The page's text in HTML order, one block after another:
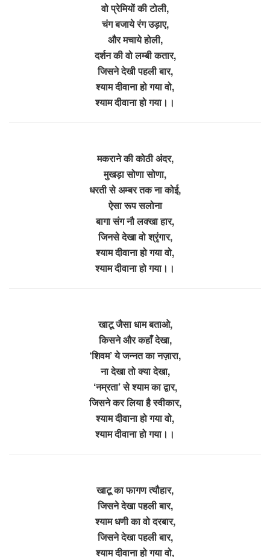
वो प्रेमियों की टोली,
चंग बजाये रंग उड़ाए,
और मचाये होली,
दर्शन की वो लम्बी कतार,
जिसने देखी पहली बार,
श्याम दीवाना हो गया वो,
श्याम दीवाना हो गया।।
मकराने की कोठी अंदर,
मुखड़ा सोणा सोणा,
धरती से अम्बर तक ना कोई,
ऐसा रूप सलोना
बागा संग नौ लक्खा हार,
जिनसे देखा वो श्रृंगार,
श्याम दीवाना हो गया वो,
श्याम दीवाना हो गया।।
खाटू जैसा धाम बताओ,
किसने और कहाँ देखा,
‘शिवम’ ये जन्नत का नज़ारा,
ना देखा तो क्या देखा,
‘नम्रता’ से श्याम का द्वार,
जिसने कर लिया है स्वीकार,
श्याम दीवाना हो गया वो,
श्याम दीवाना हो गया।।
खाटू का फागण त्यौहार,
जिसने देखा पहली बार,
श्याम धणी का वो दरबार,
जिसने देखा पहली बार,
श्याम दीवाना हो गया वो,